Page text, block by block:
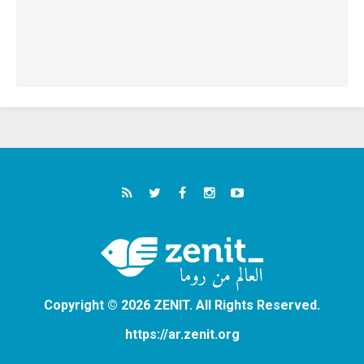
Copyright © 2026 ZENIT. All Rights Reserved.
https://ar.zenit.org